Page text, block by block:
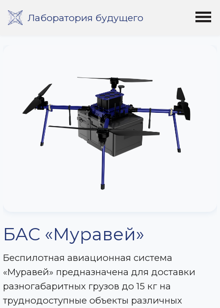
Лаборатория будущего
БАС «Муравей»
Беспилотная авиационная система
«Муравей» предназначена для доставки
разногабаритных грузов до 15 кг на
труднодоступные объекты различных